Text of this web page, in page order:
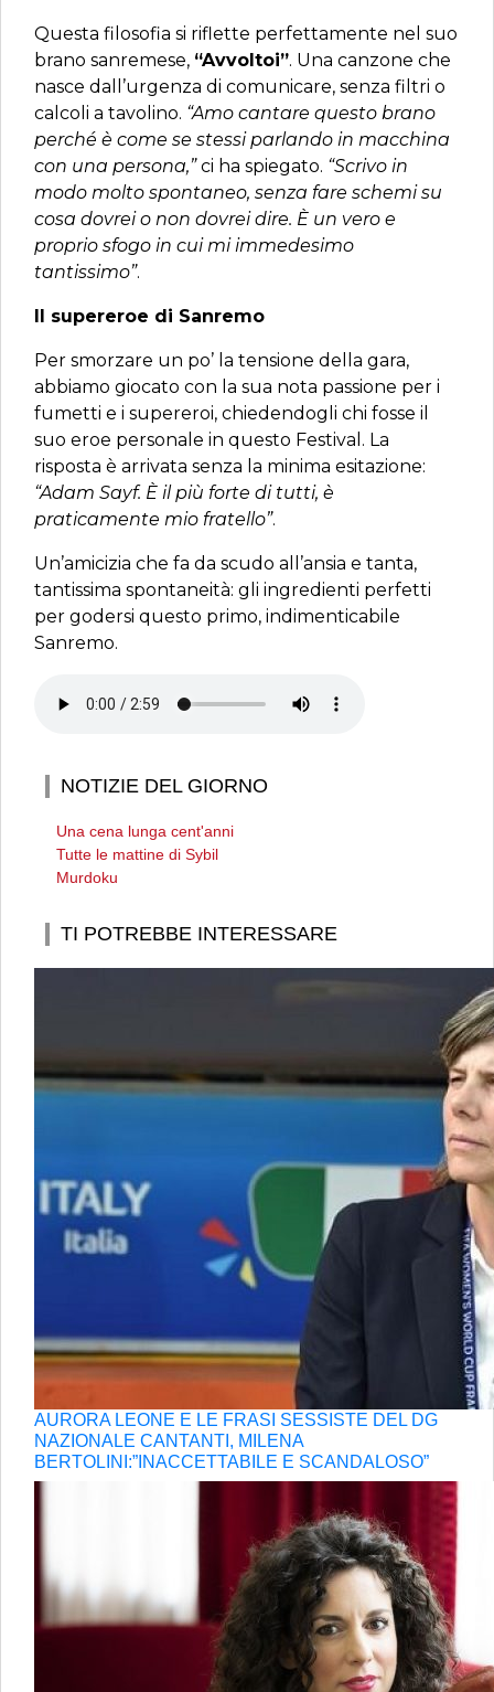
Questa filosofia si riflette perfettamente nel suo
brano sanremese, “Avvoltoi”. Una canzone che
nasce dall’urgenza di comunicare, senza filtri o
calcoli a tavolino. “Amo cantare questo brano
perché è come se stessi parlando in macchina
con una persona,”ci ha spiegato. “Scrivo in
modo molto spontaneo, senza fare schemi su
cosa dovrei o non dovrei dire. È un vero e
proprio sfogo in cui mi immedesimo
tantissimo”.
Il supereroe di Sanremo
Per smorzare un po’ la tensione della gara,
abbiamo giocato con la sua nota passione per i
fumetti e i supereroi, chiedendogli chi fosse il
suo eroe personale in questo Festival. La
risposta è arrivata senza la minima esitazione:
“Adam Sayf. È il più forte di tutti, è
praticamente mio fratello”.
Un’amicizia che fa da scudo all’ansia e tanta,
tantissima spontaneità: gli ingredienti perfetti
per godersi questo primo, indimenticabile
Sanremo.
NOTIZIE DEL GIORNO
Una cena lunga cent'anni
Tutte le mattine di Sybil
Murdoku
TI POTREBBE INTERESSARE
AURORA LEONE E LE FRASI SESSISTE DEL DG
NAZIONALE CANTANTI, MILENA
BERTOLINI:”INACCETTABILE E SCANDALOSO”